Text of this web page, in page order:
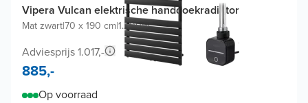
Vipera Vulcan elektrische handdoekradiator
Mat zwart|70 x 190 cm|1.200W
Adviesprijs 1.017,-
885,-
Op voorraad